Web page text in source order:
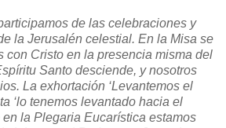
de las celebraciones y
la Jerusalén celestial. En la Misa se
con Cristo en la presencia misma del
Santo desciende, y nosotros
La exhortación ‘Levantemos el
‘lo tenemos levantado hacia el
en la Plegaria Eucarística estamos